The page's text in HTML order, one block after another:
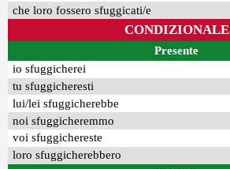
che loro fossero sfuggicati/e
CONDIZIONALE
Presente
io sfuggicherei
tu sfuggicheresti
lui/lei sfuggicherebbe
noi sfuggicheremmo
voi sfuggichereste
loro sfuggicherebbero